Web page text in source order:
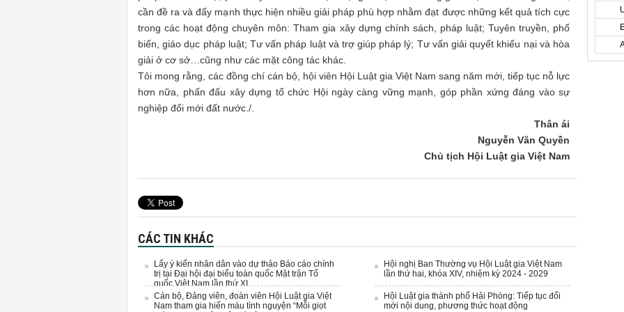
cần đề ra và đẩy mạnh thực hiện nhiều giải pháp phù hợp nhằm đạt được những kết quả tích cực
trong các hoạt động chuyên môn: Tham gia xây dựng chính sách, pháp luật; Tuyên truyền, phổ
biến, giáo dục pháp luật; Tư vấn pháp luật và trợ giúp pháp lý; Tư vấn giải quyết khiếu nại và hòa
giải ở cơ sở…cũng như các mặt công tác khác.
Tôi mong rằng, các đồng chí cán bộ, hội viên Hội Luật gia Việt Nam sang năm mới, tiếp tục nỗ lực
hơn nữa, phấn đấu xây dựng tổ chức Hội ngày càng vững mạnh, góp phần xứng đáng vào sự
nghiệp đổi mới đất nước./.
Thân ái
Nguyễn Văn Quyền
Chủ tịch Hội Luật gia Việt Nam
CÁC TIN KHÁC
Lấy ý kiến nhân dân vào dự thảo Báo cáo chính
trị tại Đại hội đại biểu toàn quốc Mặt trận Tổ
quốc Việt Nam lần thứ XI
Cán bộ, Đảng viên, đoàn viên Hội Luật gia Việt
Nam tham gia hiến máu tình nguyện “Mỗi giọt
Hội nghị Ban Thường vụ Hội Luật gia Việt Nam
lần thứ hai, khóa XIV, nhiệm kỳ 2024 - 2029
Hội Luật gia thành phố Hải Phòng: Tiếp tục đổi
mới nội dung, phương thức hoạt động